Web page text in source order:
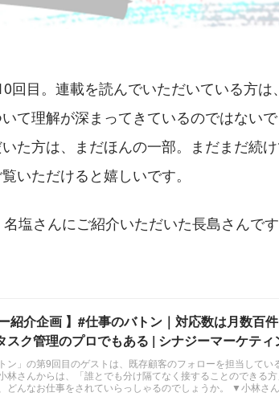
回目。連載を読んでいただいている方は
て理解が深まってきているのではない
た方は、まだほんの一部。まだまだ続
いただけると嬉しいです。
塩さんにご紹介いただいた長島さんです
ー紹介企画 】#仕事のバトン｜対応数は月数百
スク管理のプロでもある | シナジーマーケテ
ン」の第9回目のゲストは、既存顧客のフォローを担当してい
林さんからは、「誰とでも分け隔てなく接することのできる
どんなお仕事をされていらっしゃるのでしょうか。 ▼小林さ